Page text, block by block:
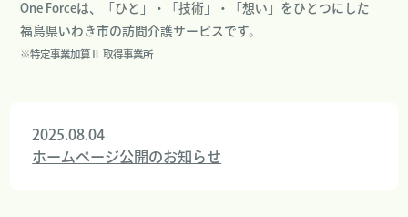
One Forceは、「ひと」・「技術」・「想い」をひとつにした
福島県いわき市の訪問介護サービスです。
※特定事業加算Ⅱ 取得事業所
2025.08.04
ホームページ公開のお知らせ